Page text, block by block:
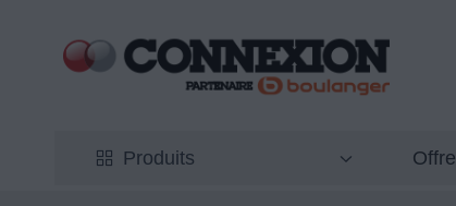
Produits